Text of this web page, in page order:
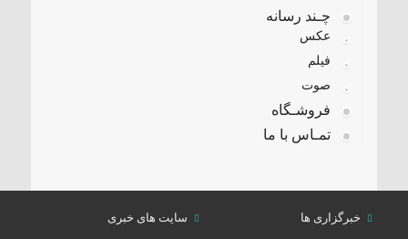
چـند رسانه
عکس
فیلم
صوت
فروشـگاه
تمـاس با ما
خبرگزاری ها سایت های خبری